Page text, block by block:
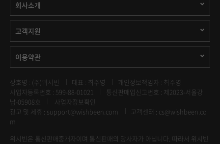
회사소개
고객지원
이용약관
상호명 : (주)위시빈 대표 : 최주영
개인정보책임자 : 최주영
사업자등록번호 : 599-88-01021
통신판매업신고번호 : 제2023-서울강
남-05908호
사업자정보확인
광고 및 제휴 : support@wishbeen.com
고객센터 : cs@wishbeen.co
m
위시빈은 통신판매중개자이며 통신판매의 당사자가 아닙니다. 따라서 위시빈